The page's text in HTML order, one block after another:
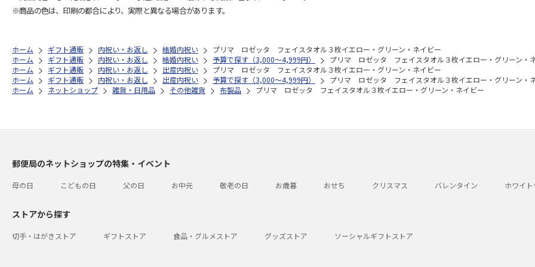
※商品の色は、印刷の都合により、実際と異なる場合があります。
ホーム ギフト通販 内祝い・お返し 結婚内祝い
プリマ ロゼッタ フェイスタオル３枚イエロー・グリーン・ネイビー
ホーム
ギフト通販 内祝い・お返し 結婚内祝い 予算で探す（3,000～4,999円）
プリマ ロゼッタ フェイスタオル３枚イエロー・グリーン・
ホーム
ギフト通販 内祝い・お返し 出産内祝い
プリマ ロゼッタ フェイスタオル３枚イエロー・グリーン・ネイビー
ホーム
ギフト通販 内祝い・お返し 出産内祝い 予算で探す（3,000～4,999円）
プリマ ロゼッタ フェイスタオル３枚イエロー・グリーン・
ホーム
ネットショップ 雑貨・日用品 その他雑貨 布製品 プリマ ロゼッタ フェイスタオル３枚イエロー・グリーン・ネイビー
郵便局のネットショップの特集・イベント
母の日 こどもの日 父の日 お中元 敬老の日 お歳暮 おせち クリスマス バレンタイン ホワイト
ストアから探す
切手・はがきストア ギフトストア 食品・グルメストア グッズストア ソーシャルギフトストア